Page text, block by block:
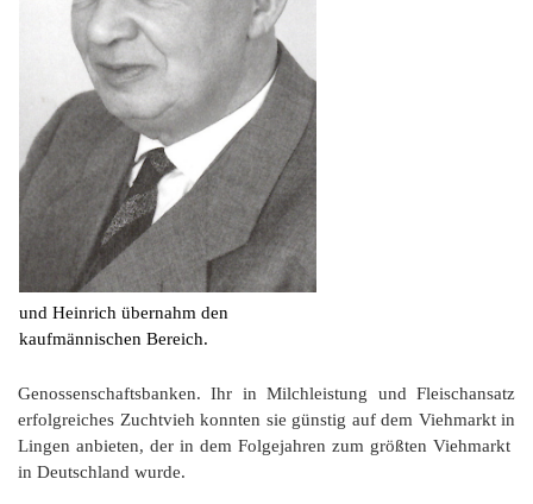
und Heinrich übernahm den
kaufmännischen Bereich.
Genossenschaftsbanken. Ihr in Milchleistung und Fleischansatz
erfolgreiches Zuchtvieh konnten sie günstig auf dem Viehmarkt in
Lingen anbieten, der in dem Folgejahren zum größten Viehmarkt
in Deutschland wurde.